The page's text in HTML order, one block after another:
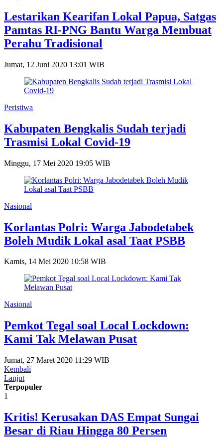
Lestarikan Kearifan Lokal Papua, Satgas
Pamtas RI-PNG Bantu Warga Membuat
Perahu Tradisional
Jumat, 12 Juni 2020 13:01 WIB
Peristiwa
Kabupaten Bengkalis Sudah terjadi
Trasmisi Lokal Covid-19
Minggu, 17 Mei 2020 19:05 WIB
Nasional
Korlantas Polri: Warga Jabodetabek
Boleh Mudik Lokal asal Taat PSBB
Kamis, 14 Mei 2020 10:58 WIB
Nasional
Pemkot Tegal soal Local Lockdown:
Kami Tak Melawan Pusat
Jumat, 27 Maret 2020 11:29 WIB
Kembali
Lanjut
Terpopuler
1
Kritis! Kerusakan DAS Empat Sungai
Besar di Riau Hingga 80 Persen